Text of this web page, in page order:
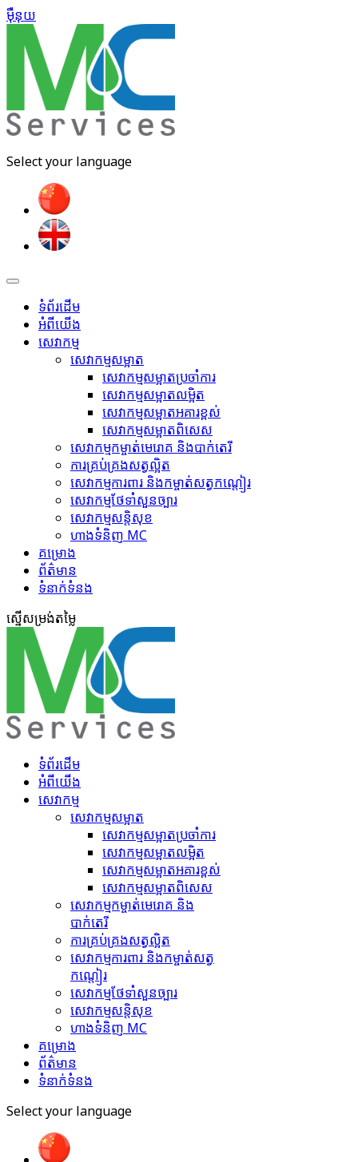
ម៉ឺនុយ​
Select your language
ទំព័រដើម
អំពីយើង
សេវាកម្ម
សេវាកម្មសម្អាត
សេវាកម្ម​សម្អាតប្រចាំការ
សេវាកម្ម​សម្អាត​លម្អិត
សេវាកម្ម​សម្អាត​អគារខ្ពស់
សេវាកម្ម​សម្អាត​ពិសេស
សេវាកម្ម​កម្ចាត់​មេរោគ និងបាក់តេរី
ការគ្រប់គ្រង​សត្វល្អិត​
សេវាកម្ម​ការពារ និងកម្ចាត់​សត្វកណ្តៀរ
សេវាកម្ម​ថែទាំ​សួនច្បារ
សេវាកម្ម​សន្តិសុខ
ហាង​ទំនិញ MC
គ​ម្រោ​ង
ព័ត៌មាន
ទំនាក់ទំនង
ស្នើ​សម្រង់​តម្លៃ
ទំព័រដើម
អំពីយើង
សេវាកម្ម
សេវាកម្មសម្អាត
សេវាកម្ម​សម្អាតប្រចាំការ
សេវាកម្ម​សម្អាត​លម្អិត
សេវាកម្ម​សម្អាត​អគារខ្ពស់
សេវាកម្ម​សម្អាត​ពិសេស
សេវាកម្ម​កម្ចាត់​មេរោគ និង
បាក់តេរី
ការគ្រប់គ្រង​សត្វល្អិត​
សេវាកម្ម​ការពារ និងកម្ចាត់​សត្វ
កណ្តៀរ
សេវាកម្ម​ថែទាំ​សួនច្បារ
សេវាកម្ម​សន្តិសុខ
ហាង​ទំនិញ MC
គ​ម្រោ​ង
ព័ត៌មាន
ទំនាក់ទំនង
Select your language